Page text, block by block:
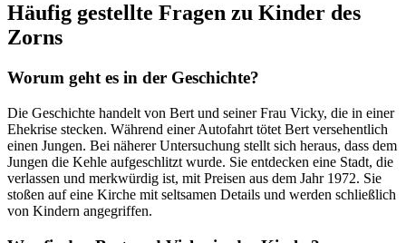
Häufig gestellte Fragen zu Kinder des
Zorns
Worum geht es in der Geschichte?
Die Geschichte handelt von Bert und seiner Frau Vicky, die in einer
Ehekrise stecken. Während einer Autofahrt tötet Bert versehentlich
einen Jungen. Bei näherer Untersuchung stellt sich heraus, dass dem
Jungen die Kehle aufgeschlitzt wurde. Sie entdecken eine Stadt, die
verlassen und merkwürdig ist, mit Preisen aus dem Jahr 1972. Sie
stoßen auf eine Kirche mit seltsamen Details und werden schließlich
von Kindern angegriffen.